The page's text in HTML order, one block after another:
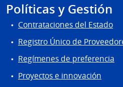
Políticas y Gestión
Contrataciones del Estado
Registro Único de
Regímenes de preferencia
Proyectos e innovación